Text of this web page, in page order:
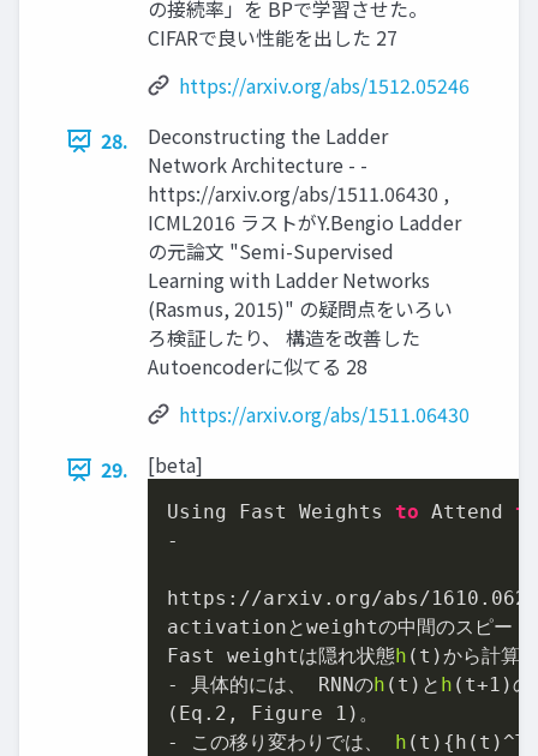
の接続率」を BPで学習させた。
CIFARで良い性能を出した 27
https://arxiv.org/abs/1512.05246
28.
Deconstructing the Ladder
Network Architecture - -
https://arxiv.org/abs/1511.06430 ,
ICML2016 ラストがY.Bengio Ladder
の元論文 "Semi-Supervised
Learning with Ladder Networks
(Rasmus, 2015)" の疑問点をいろい
ろ検証したり、 構造を改善した
Autoencoderに似てる 28
https://arxiv.org/abs/1511.06430
29.
[beta]
Using Fast Weights to Attend to
-
https://arxiv.org/abs/
activationとweightの中間のスピード
Fast weightは隠れ状態h (t)から計算
- 具体的には、 RNNのh (t)と h (t+1 )の
(Eq. 2 , Figure 1 )。
- この移り変わりでは、
h (t){h(t)^T}